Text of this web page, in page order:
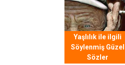
Yaşlılık ile ilgili
Söylenmiş Güzel
Sözler